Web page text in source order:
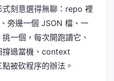
刻意選得無聊：repo 裡
旁邊一個 JSON 檔、一
一個，每次開跑讀它、
撐過當機、context
被砍程序的辦法。